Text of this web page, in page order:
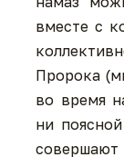
вместе с
Пророка
во время
ни